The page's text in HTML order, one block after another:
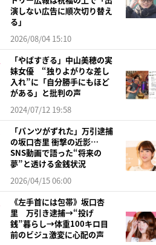
演しない広告に順次切り替え
る」
2026/08/04 15:10
「やばすぎる」中山美穂の実
妹女優 “独りよがりな差し
入れ”に「自分勝手にもほど
がある」と批判の声
2024/07/12 19:58
「パンツがずれた」万引逮捕
の坂口杏里 衝撃の近影…
SNS動画で語った“将来の
夢”と透ける金銭状況
2026/04/15 06:00
《左手首には包帯》坂口杏
里 万引き逮捕→“投げ
銭”暮らし→体重100キロ目
前のビジュ激変に心配の声